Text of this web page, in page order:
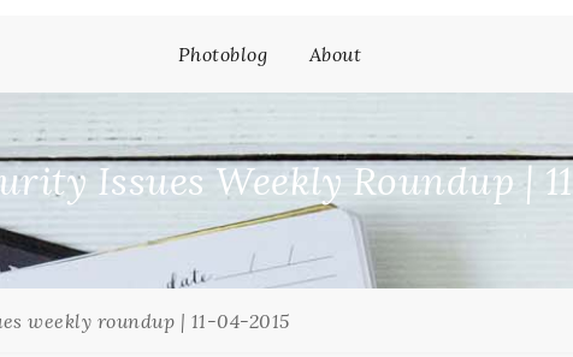
Photoblog About
Issues Weekly Roundup |
weekly roundup | 11-04-2015